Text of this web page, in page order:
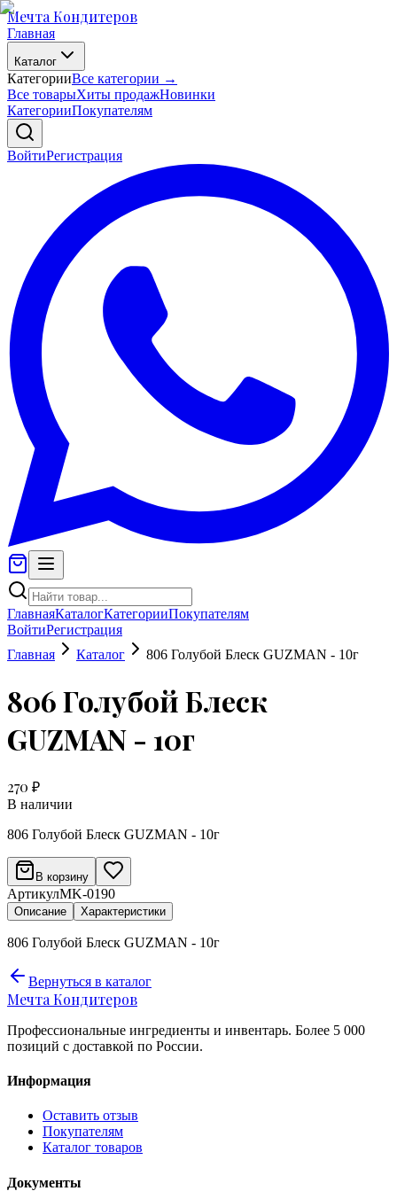
Мечта Кондитеров
Главная
Каталог
КатегорииВсе категории →
Все товарыХиты продажНовинки
КатегорииПокупателям
ВойтиРегистрация
ГлавнаяКаталогКатегорииПокупателям
ВойтиРегистрация
Главная
Каталог 806 Голубой Блеск GUZMAN - 10г
806 Голубой Блеск
GUZMAN - 10г
270 ₽
В наличии
806 Голубой Блеск GUZMAN - 10г
В корзину
АртикулMK-0190
Описание Характеристики
806 Голубой Блеск GUZMAN - 10г
Вернуться в каталог
Мечта Кондитеров
Профессиональные ингредиенты и инвентарь. Более 5 000
позиций с доставкой по России.
Информация
Оставить отзыв
Покупателям
Каталог товаров
Документы